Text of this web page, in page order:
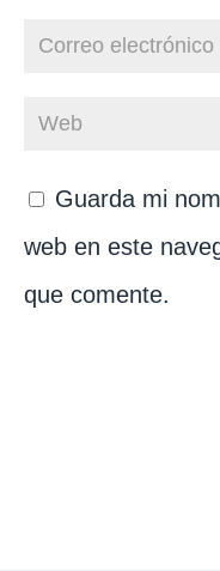
Guarda mi
web en este
que comente.